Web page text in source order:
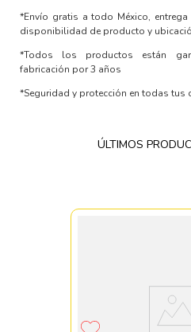
*Envío gratis a todo México,
disponibilidad de producto y
*Todos los productos están
fabricación por 3 años
*Seguridad y protección en todas tus
ÚLTIMOS